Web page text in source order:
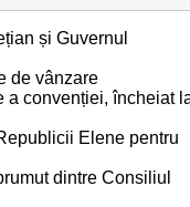
și Guvernul
de vânzare
a convenției, încheiat
Elene pentru
dintre Consiliul